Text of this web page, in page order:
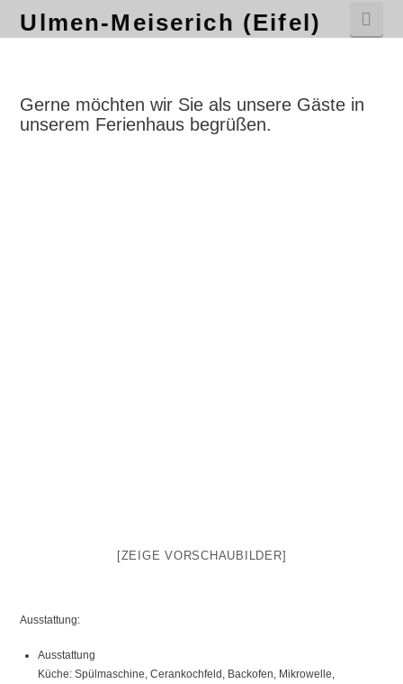
Ulmen-Meiserich (Eifel)
Gerne möchten wir Sie als unsere Gäste in
unserem Ferienhaus begrüßen.
[ZEIGE VORSCHAUBILDER]
Ausstattung:
Ausstattung
Küche: Spülmaschine, Cerankochfeld, Backofen, Mikrowelle,